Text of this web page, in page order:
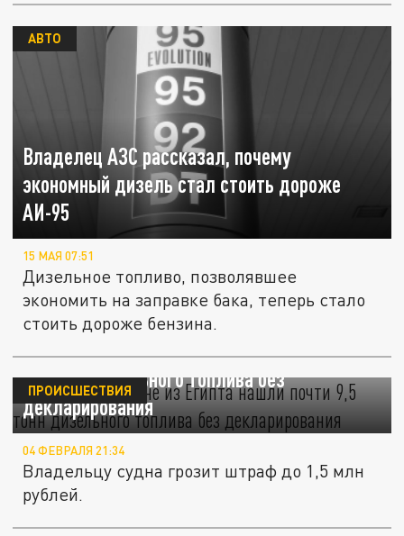
Владелец АЗС рассказал, почему
экономный дизель стал стоить дороже
АИ-95
АВТО
15 МАЯ 07:51
Дизельное топливо, позволявшее
экономить на заправке бака, теперь стало
стоить дороже бензина.
В Ростове на судне из Египта нашли почти
9,5 тонн дизельного топлива без
декларирования
ПРОИСШЕСТВИЯ
04 ФЕВРАЛЯ 21:34
Владельцу судна грозит штраф до 1,5 млн
рублей.